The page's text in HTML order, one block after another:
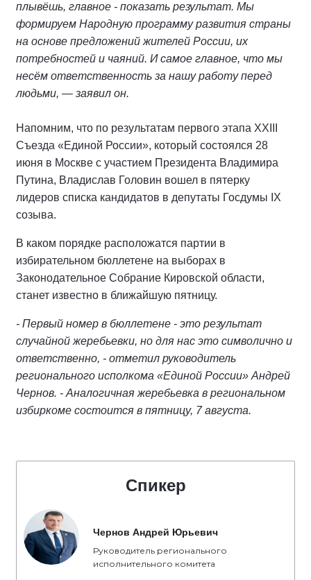
плывёшь, главное - показать результат. Мы
формируем Народную программу развития страны
на основе предложений жителей России, их
потребностей и чаяний. И самое главное, что мы
несём ответственность за нашу работу перед
людьми, — заявил он.
Напомним, что по результатам первого этапа XXIII
Съезда «Единой России», который состоялся 28
июня в Москве с участием Президента Владимира
Путина, Владислав Головин вошел в пятерку
лидеров списка кандидатов в депутаты Госдумы IX
созыва.
В каком порядке расположатся партии в
избирательном бюллетене на выборах в
Законодательное Собрание Кировской области,
станет известно в ближайшую пятницу.
- Первый номер в бюллетене - это результат
случайной жеребьевки, но для нас это символично и
ответственно, - отметил руководитель
регионального исполкома «Единой России» Андрей
Чернов. - Аналогичная жеребьевка в региональном
избиркоме состоится в пятницу, 7 августа.
Спикер
Чернов Андрей Юрьевич
Руководитель регионального
исполнительного комитета